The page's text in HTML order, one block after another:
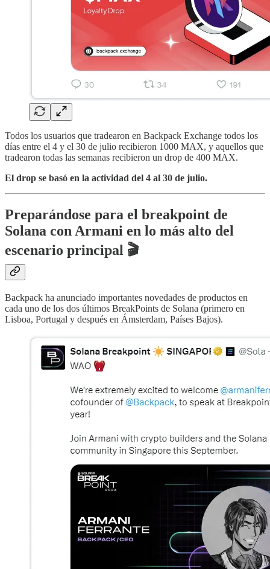
Todos los usuarios que tradearon en Backpack Exchange todos los
días entre el 4 y el 30 de julio recibieron 1000 MAX, y aquellos que
tradearon todas las semanas recibieron un drop de 400 MAX.
El drop se basó en la actividad del 4 al 30 de julio.
Preparándose para el breakpoint de
Solana con Armani en lo más alto del
escenario principal 🎬
Backpack ha anunciado importantes novedades de productos en
cada uno de los dos últimos BreakPoints de Solana (primero en
Lisboa, Portugal y después en Ámsterdam, Países Bajos).